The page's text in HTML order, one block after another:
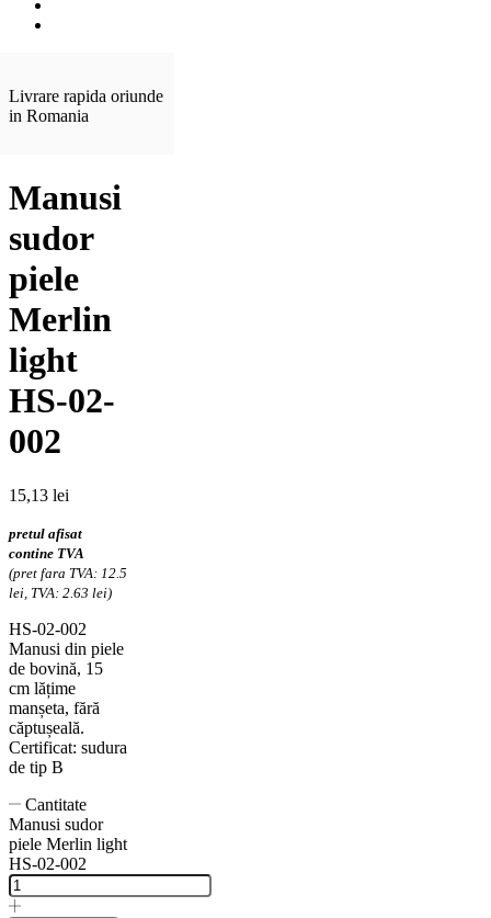
Livrare rapida oriunde
in Romania
Manusi
sudor
piele
Merlin
light
HS-02-
002
15,13 lei
pretul afisat
contine TVA
(pret fara TVA: 12.5
lei, TVA: 2.63 lei)
HS-02-002
Manusi din piele
de bovină, 15
cm lățime
manșeta, fără
căptușeală.
Certificat: sudura
de tip B
Cantitate
Manusi sudor
piele Merlin light
HS-02-002